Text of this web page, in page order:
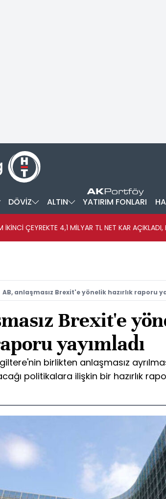
DÖVİZ ALTIN YATIRIM FONLARI
İKİNCİ ÇEYREKTE 4,1 MİLYAR TL NET KAR
AB, anlaşmasız Brexit'e yönelik hazırlık raporu
Brexit'e
yayımladı
birlikten anlaşmasız
politikalara ilişkin bir hazırlık